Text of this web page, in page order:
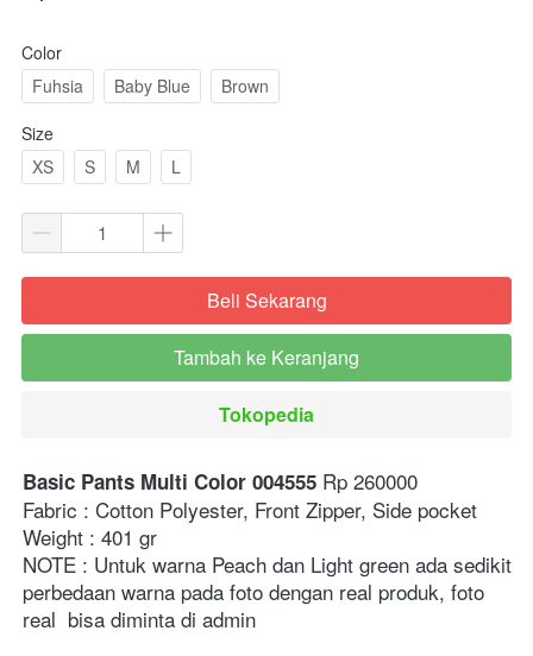
Color
Fuhsia
Baby Blue
Brown
Size
XS
S M L
`Beli Sekarang
`
Tambah ke Keranjang
`
Tokopedia
Basic Pants Multi Color 004555 Rp 260000
Fabric : Cotton Polyester, Front Zipper, Side pocket
Weight : 401 gr⁣
NOTE : Untuk warna Peach dan Light green ada sedikit
perbedaan warna pada foto dengan real produk, foto
real  bisa diminta di admin